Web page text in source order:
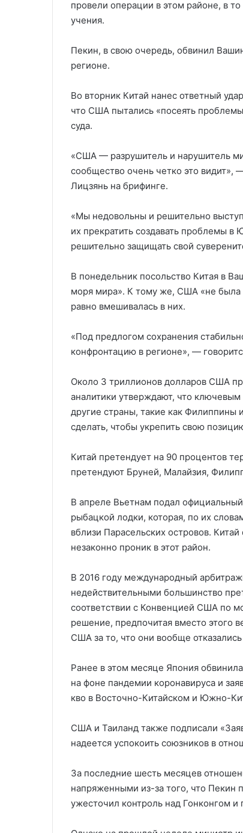
провели операции в этом районе, в
учения.
Пекин, в свою очередь, обвинил
регионе.
Во вторник Китай нанес ответный
что США пытались «посеять
суда.
«США — разрушитель и нарушитель
сообщество очень четко это
Лицзянь на брифинге.
«Мы недовольны и решительно
их прекратить создавать проблемы
решительно защищать свой
В понедельник посольство Китая в
моря мира». К тому же, США «не была
равно вмешивалась в них.
«Под предлогом сохранения
конфронтацию в регионе», —
Около 3 триллионов долларов США
аналитики утверждают, что
другие страны, такие как
сделать, чтобы укрепить свою
Китай претендует на 90 процентов
претендуют Бруней, Малайзия,
В апреле Вьетнам подал
рыбацкой лодки, которая, по их
вблизи Парасельских островов.
незаконно проник в этот район.
В 2016 году международный
недействительными большинство
соответствии с Конвенцией США по
решение, предпочитая вместо этого
США за то, что они вообще
Ранее в этом месяце Япония
на фоне пандемии коронавируса и
кво в Восточно-Китайском и Южно-
США и Таиланд также подписали
надеется успокоить союзников в
За последние шесть месяцев
напряженными из-за того, что Пекин
ужесточил контроль над Гонконгом